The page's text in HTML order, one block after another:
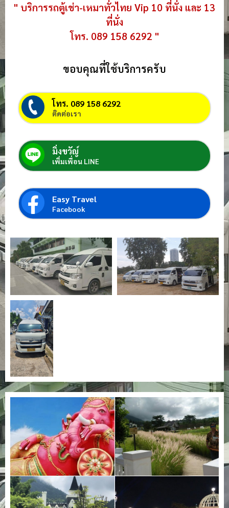
" บริการรถตู้เช่า-เหมาทั่วไทย Vip 10 ที่นั่ง และ 13
ที่นั่ง
โทร. 089 158 6292 "
ขอบคุณที่ใช้บริการครับ
โทร. 089 158 6292
ติดต่อเรา
มิ่งขวัญ์
เพิ่มเพื่อน LINE
Easy Travel
Facebook